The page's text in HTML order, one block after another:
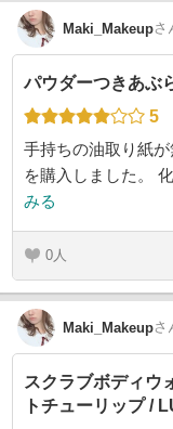
Maki_Makeupさ
パウダーつきあぶ
5
手持ちの油取り紙
を購入しました。
みる
0
Maki_Makeupさ
スクラブボディウ
トチューリップ /